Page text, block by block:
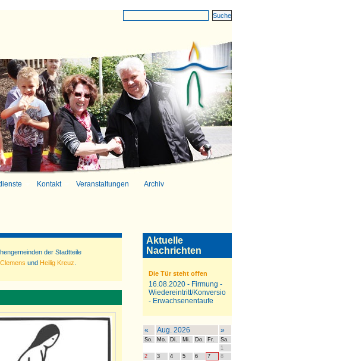
Kontakt Veranstaltungen Archiv
Aktuelle
Nachrichten
Die Tür steht offen
16.08.2020 - Firmung -
Wiedereintritt/Konversion
- Erwachsenentaufe
« Aug. 2026 »
So. Mo. Di. Mi. Do. Fr.
Sa.
1
2
3 4 5 6 7
8
der Stadtteile
und Heilig Kreuz